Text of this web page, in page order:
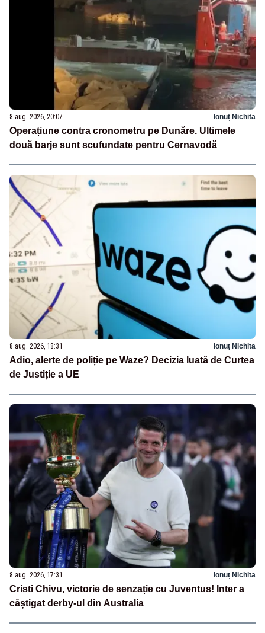
8 aug. 2026, 20:07 Ionuț Nichita
Operațiune contra cronometru pe Dunăre. Ultimele
două barje sunt scufundate pentru Cernavodă
8 aug. 2026, 18:31 Ionuț Nichita
Adio, alerte de poliție pe Waze? Decizia luată de Curtea
de Justiție a UE
8 aug. 2026, 17:31 Ionuț Nichita
Cristi Chivu, victorie de senzație cu Juventus! Inter a
câștigat derby-ul din Australia